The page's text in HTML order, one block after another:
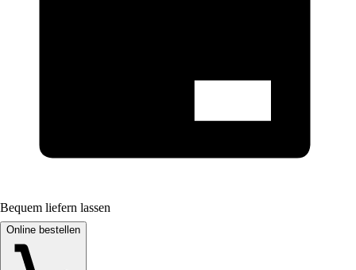
Bequem liefern lassen
Online bestellen